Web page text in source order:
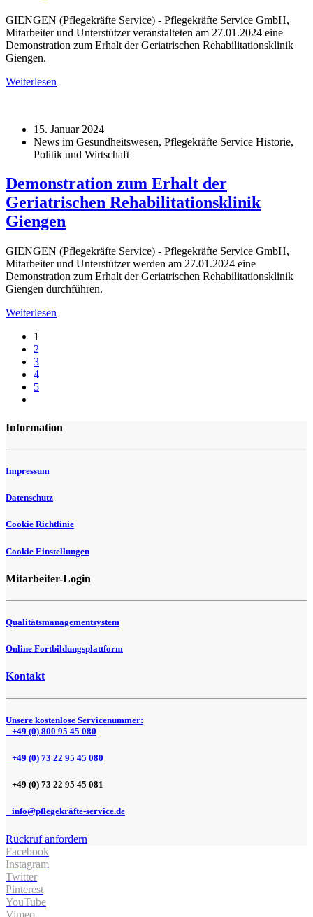
GIENGEN (Pflegekräfte Service) - Pflegekräfte Service GmbH,
Mitarbeiter und Unterstützer veranstalteten am 27.01.2024 eine
Demonstration zum Erhalt der Geriatrischen Rehabilitationsklinik
Giengen.
Weiterlesen
15. Januar 2024
News im Gesundheitswesen, Pflegekräfte Service Historie,
Politik und Wirtschaft
Demonstration zum Erhalt der
Geriatrischen Rehabilitationsklinik
Giengen
GIENGEN (Pflegekräfte Service) - Pflegekräfte Service GmbH,
Mitarbeiter und Unterstützer werden am 27.01.2024 eine
Demonstration zum Erhalt der Geriatrischen Rehabilitationsklinik
Giengen durchführen.
Weiterlesen
1
2
3
4
5
Information
Impressum
Datenschutz
Cookie Richtlinie
Cookie Einstellungen
Mitarbeiter-Login
Qualitätsmanagementsystem
Online Fortbildungsplattform
Kontakt
Unsere kostenlose Servicenummer:
+49 (0) 800 95 45 080
+49 (0) 73 22 95 45 080
+49 (0) 73 22 95 45 081
info@pflegekräfte-service.de
Rückruf anfordern
Facebook
Instagram
Twitter
Pinterest
YouTube
Vimeo